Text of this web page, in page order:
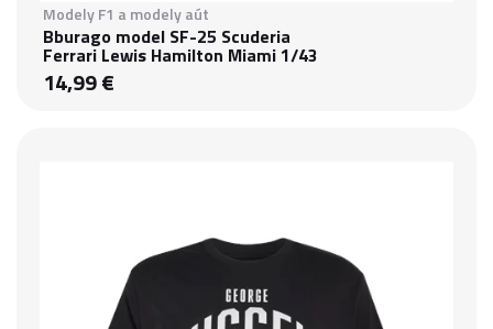
Modely F1 a modely aút
Bburago model SF-25 Scuderia
Ferrari Lewis Hamilton Miami 1/43
14,99 €